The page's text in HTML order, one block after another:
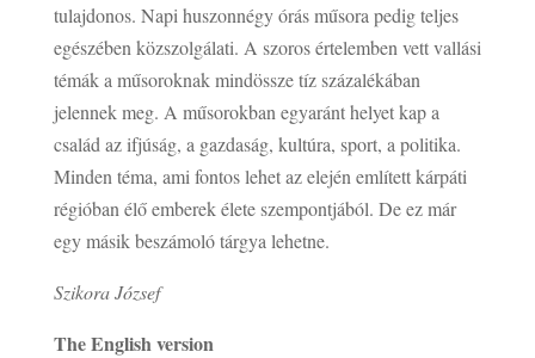
tulajdonos. Napi huszonnégy órás műsora pedig teljes
egészében közszolgálati. A szoros értelemben vett vallási
témák a műsoroknak mindössze tíz százalékában
jelennek meg. A műsorokban egyaránt helyet kap a
család az ifjúság, a gazdaság, kultúra, sport, a politika.
Minden téma, ami fontos lehet az elején említett kárpáti
régióban élő emberek élete szempontjából. De ez már
egy másik beszámoló tárgya lehetne.
Szikora József
The English version